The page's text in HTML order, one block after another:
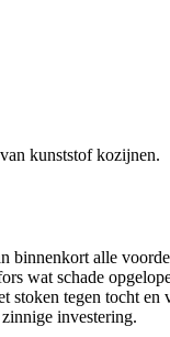
kunststof kozijnen.
binnenkort alle
wat schade
stoken tegen tocht en
investering.